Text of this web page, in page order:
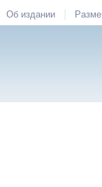
Об издании |